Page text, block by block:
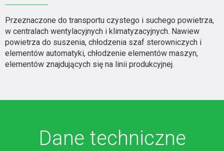
Przeznaczone do transportu czystego i suchego powietrza,
w centralach wentylacyjnych i klimatyzacyjnych. Nawiew
powietrza do suszenia, chłodzenia szaf sterowniczych i
elementów automatyki, chłodzenie elementów maszyn,
elementów znajdujących się na linii produkcyjnej.
Dane techniczne